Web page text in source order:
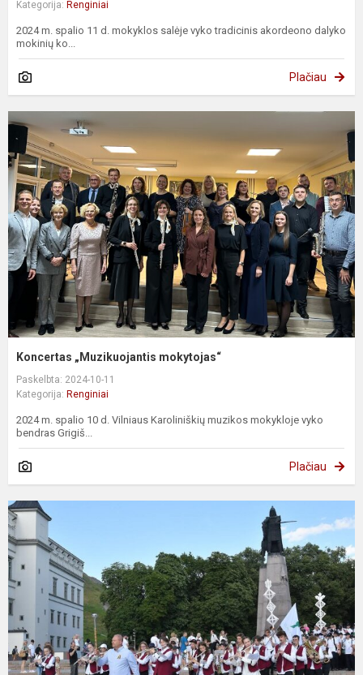
Kategorija: Renginiai
2024 m. spalio 11 d. mokyklos salėje vyko tradicinis akordeono dalyko
mokinių ko...
Plačiau
Koncertas „Muzikuojantis mokytojas“
Paskelbta: 2024-10-11
Kategorija: Renginiai
2024 m. spalio 10 d. Vilniaus Karoliniškių muzikos mokykloje vyko
bendras Grigiš...
Plačiau